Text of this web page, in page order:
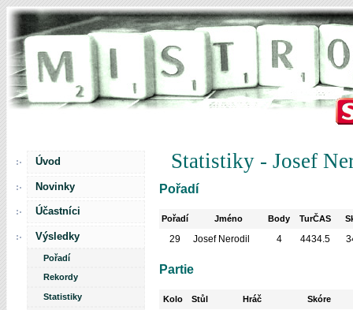
Úvod
Novinky
Účastníci
Výsledky
Pořadí
Rekordy
Statistiky
Statistiky - Josef
Pořadí
Pořadí Jméno Body TurČAS
29 Josef Nerodil 4 4434.5
Partie
Kolo Stůl Hráč Skóre